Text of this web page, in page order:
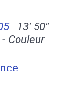
13' 50''
Couleur